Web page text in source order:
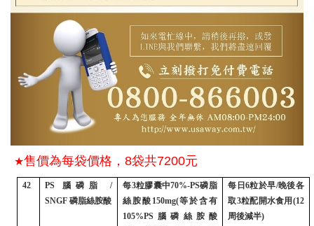
★售價為每袋價格，8袋共7200元
42 PS 腦磷脂
/
SNGF磷脂絲胺酸
每3粒膠囊中70%-PS磷脂
絲胺酸 150mg(等於含有
105%PS 腦磷絲胺酸
每日 6粒於早/晚後各
取3粒配開水食用 (12
周後減半)